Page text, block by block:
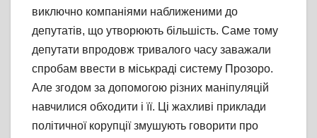
виключно компаніями наближеними до
депутатів, що утворюють більшість. Саме тому
депутати впродовж тривалого часу заважали
спробам ввести в міськраді систему Прозоро.
Але згодом за допомогою різних маніпуляцій
навчилися обходити і її. Ці жахливі приклади
політичної корупції змушують говорити про